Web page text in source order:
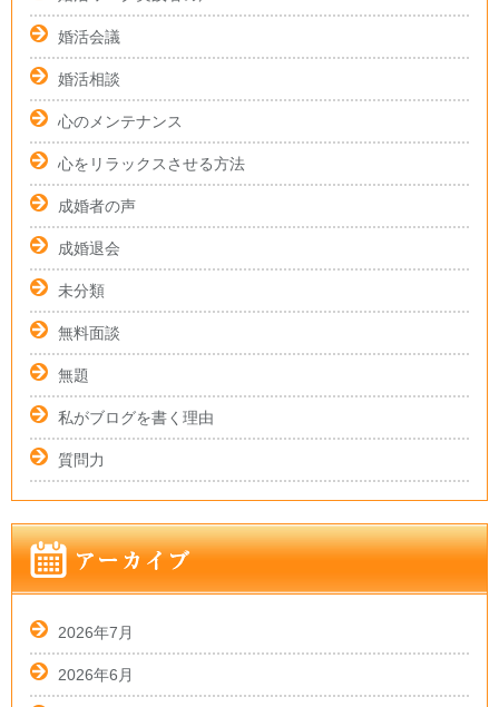
婚活会議
婚活相談
心のメンテナンス
心をリラックスさせる方法
成婚者の声
成婚退会
未分類
無料面談
無題
私がブログを書く理由
質問力
2026年7月
2026年6月